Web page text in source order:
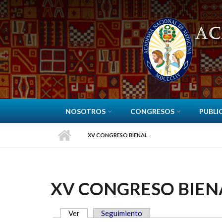
Pasar al contenido principal
NOSOTROS CONGRESOS
XV CONGRESO BIENAL
XV CONGRESO
Ver (solapa activa)
Seguimiento